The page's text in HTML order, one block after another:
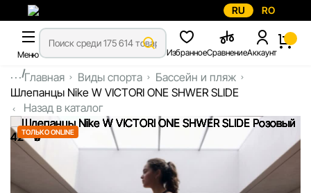
RU RO
Меню ИзбранноеСравнениеАккаунт
...Главная Виды спорта
Бассейн и пляж
Шлепанцы Nike W VICTORI ONE SHWER SLIDE
Назад в каталог
ТОЛЬКО ONLINE